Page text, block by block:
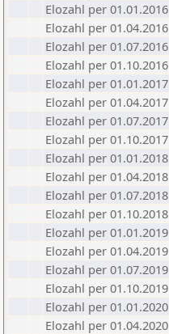
Elozahl per 01.01.2016
Elozahl per 01.04.2016
Elozahl per 01.07.2016
Elozahl per 01.10.2016
Elozahl per 01.01.2017
Elozahl per 01.04.2017
Elozahl per 01.07.2017
Elozahl per 01.10.2017
Elozahl per 01.01.2018
Elozahl per 01.04.2018
Elozahl per 01.07.2018
Elozahl per 01.10.2018
Elozahl per 01.01.2019
Elozahl per 01.04.2019
Elozahl per 01.07.2019
Elozahl per 01.10.2019
Elozahl per 01.01.2020
Elozahl per 01.04.2020